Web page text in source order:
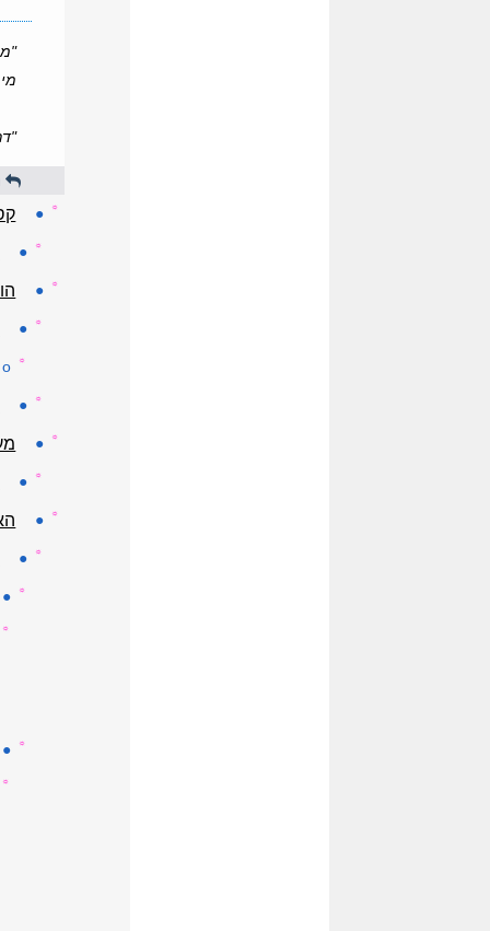
☼
●
☼
●
☼
●
☼
●
☼
o
☼
●
☼
●
☼
●
☼
●
☼
●
☼
●
☼
☼
●
☼